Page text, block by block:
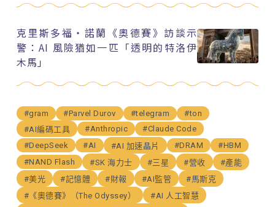
克里斯多福・諾蘭《奧德賽》訪談示
警：AI 風險猶如一匹「透明的特洛伊
木馬」
#gram #Parvel Durov #telegram
#ton
#AI編碼工具
#Anthropic
#Claude Code
#DeepSeek
#AI #AI 加速晶片 #DRAM
#HBM
#NAND Flash
#SK 海力士 #三星 #營收
#產能
#美光
#記憶體 #財報 #AI監管
#馬斯克
#《奧德賽》（The Odyssey）
#AI 人工智慧